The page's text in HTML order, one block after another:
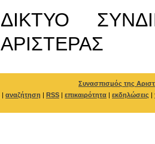
ΔΙΚΤΥΟ
ΑΡΙΣΤΕΡΑΣ
Συνασπισμός της
| αναζήτηση | RSS | επικαιρότητα | εκδηλώσεις |